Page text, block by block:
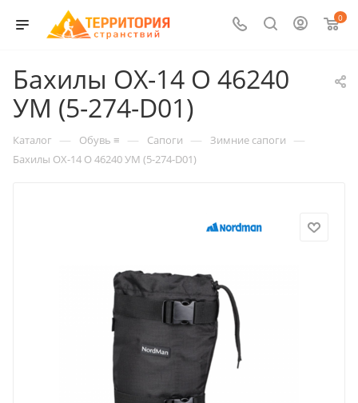
0
Бахилы ОХ-14 О 46240
УМ (5-274-D01)
Каталог — Обувь ≡ — Сапоги — Зимние сапоги —
Бахилы ОХ-14 О 46240 УМ (5-274-D01)